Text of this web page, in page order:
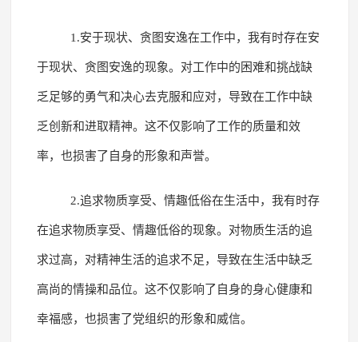
1.安于现状、贪图安逸在工作中，我有时存在安
于现状、贪图安逸的现象。对工作中的困难和挑战缺
乏足够的勇气和决心去克服和应对，导致在工作中缺
乏创新和进取精神。这不仅影响了工作的质量和效
率，也损害了自身的形象和声誉。
2.追求物质享受、情趣低俗在生活中，我有时存
在追求物质享受、情趣低俗的现象。对物质生活的追
求过高，对精神生活的追求不足，导致在生活中缺乏
高尚的情操和品位。这不仅影响了自身的身心健康和
幸福感，也损害了党组织的形象和威信。